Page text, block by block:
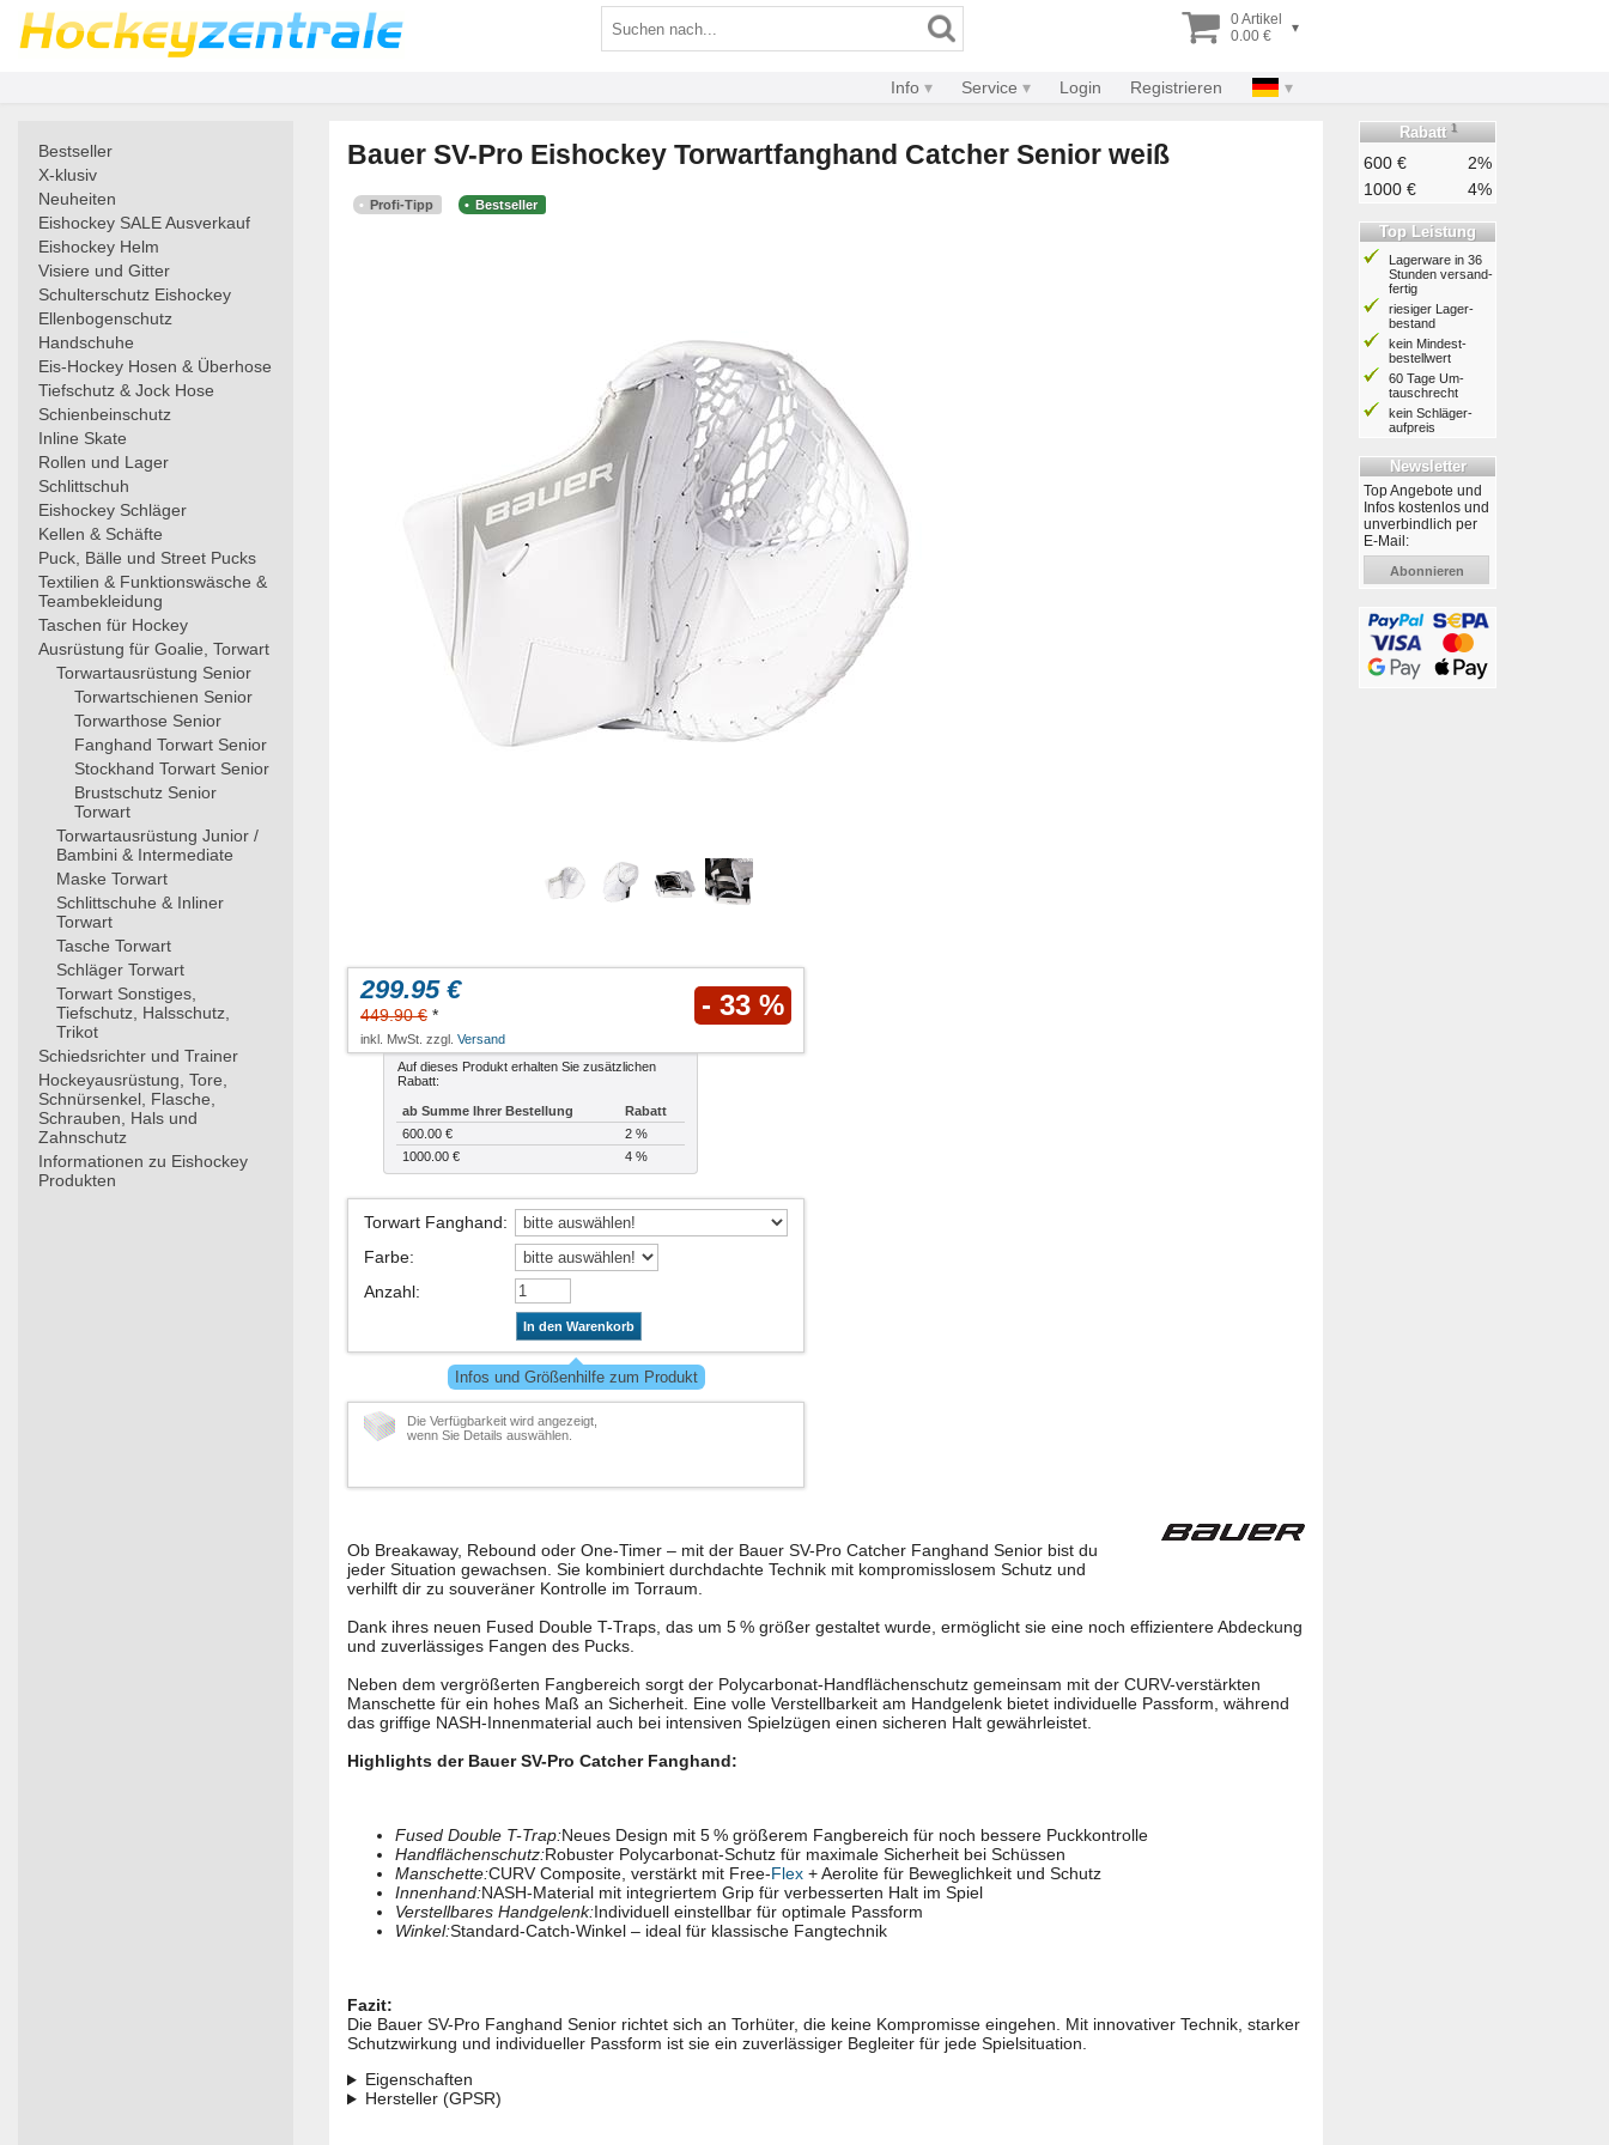
0 Artikel
0.00 €
▾
Info Service Login Registrieren
Bestseller
X-klusiv
Neuheiten
Eishockey SALE Ausverkauf
Eishockey Helm
Visiere und Gitter
Schulterschutz Eishockey
Ellenbogenschutz
Handschuhe
Eis-Hockey Hosen & Überhose
Tiefschutz & Jock Hose
Schienbeinschutz
Inline Skate
Rollen und Lager
Schlittschuh
Eishockey Schläger
Kellen & Schäfte
Puck, Bälle und Street Pucks
Textilien & Funktionswäsche &
Teambekleidung
Taschen für Hockey
Ausrüstung für Goalie, Torwart
Torwartausrüstung Senior
Torwartschienen Senior
Torwarthose Senior
Fanghand Torwart Senior
Stockhand Torwart Senior
Brustschutz Senior
Torwart
Torwartausrüstung Junior /
Bambini & Intermediate
Maske Torwart
Schlittschuhe & Inliner
Torwart
Tasche Torwart
Schläger Torwart
Torwart Sonstiges,
Tiefschutz, Halsschutz,
Trikot
Schiedsrichter und Trainer
Hockeyausrüstung, Tore,
Schnürsenkel, Flasche,
Schrauben, Hals und
Zahnschutz
Informationen zu Eishockey
Produkten
Bauer SV-Pro Eishockey Torwartfanghand Catcher Senior weiß
Profi-Tipp Bestseller
299.95 €
449.90 € * - 33 %
inkl. MwSt. zzgl. Versand
Auf dieses Produkt erhalten Sie zusätzlichen
Rabatt:
ab Summe Ihrer Bestellung
Rabatt
600.00 €
2 %
1000.00 €
4 %
Torwart Fanghand:
Farbe:
Anzahl:
In den Warenkorb
Infos und Größenhilfe zum Produkt
Die Verfügbarkeit wird angezeigt,
wenn Sie Details auswählen.
Ob Breakaway, Rebound oder One-Timer – mit der Bauer SV-Pro Catcher Fanghand Senior bist du
jeder Situation gewachsen. Sie kombiniert durchdachte Technik mit kompromisslosem Schutz und
verhilft dir zu souveräner Kontrolle im Torraum.
Dank ihres neuen Fused Double T-Traps, das um 5 % größer gestaltet wurde, ermöglicht sie eine noch effizientere Abdeckung
und zuverlässiges Fangen des Pucks.
Neben dem vergrößerten Fangbereich sorgt der Polycarbonat-Handflächenschutz gemeinsam mit der CURV-verstärkten
Manschette für ein hohes Maß an Sicherheit. Eine volle Verstellbarkeit am Handgelenk bietet individuelle Passform, während
das griffige NASH-Innenmaterial auch bei intensiven Spielzügen einen sicheren Halt gewährleistet.
Highlights der Bauer SV-Pro Catcher Fanghand:
Fused Double T-Trap:Neues Design mit 5 % größerem Fangbereich für noch bessere Puckkontrolle
Handflächenschutz:Robuster Polycarbonat-Schutz für maximale Sicherheit bei Schüssen
Manschette:CURV Composite, verstärkt mit Free-Flex + Aerolite für Beweglichkeit und Schutz
Innenhand:NASH-Material mit integriertem Grip für verbesserten Halt im Spiel
Verstellbares Handgelenk:Individuell einstellbar für optimale Passform
Winkel:Standard-Catch-Winkel – ideal für klassische Fangtechnik
Fazit:
Die Bauer SV-Pro Fanghand Senior richtet sich an Torhüter, die keine Kompromisse eingehen. Mit innovativer Technik, starker
Schutzwirkung und individueller Passform ist sie ein zuverlässiger Begleiter für jede Spielsituation.
Eigenschaften
Hersteller (GPSR)
Rabatt 1
600 €
2%
1000 €
4%
Top Leistung
Lagerware in 36
Stunden ver­sand­
fertig
riesiger Lager­
bestand
kein Mindest­
bestell­wert
60 Tage Um­
tausch­recht
kein Schläger­
aufpreis
Newsletter
Top Angebote und
Infos kostenlos und
unverbindlich per
E-Mail:
Abonnieren